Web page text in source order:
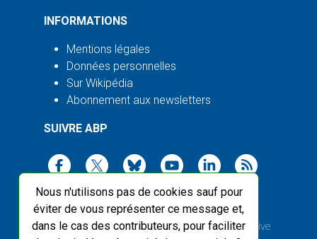
Nous n'utilisons pas de cookies sauf pour
éviter de vous représenter ce message et,
dans le cas des contributeurs, pour faciliter
INFORMATIONS
Mentions légales
Données personnelles
Sur Wikipédia
Abonnement aux newsletters
SUIVRE ABP
2003-2026 ©Agence Bretagne Presse, sauf Creative